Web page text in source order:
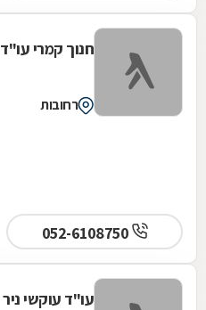
חנוך קמרי עו"ד
רחובות
עו"ד עוקשי ניר